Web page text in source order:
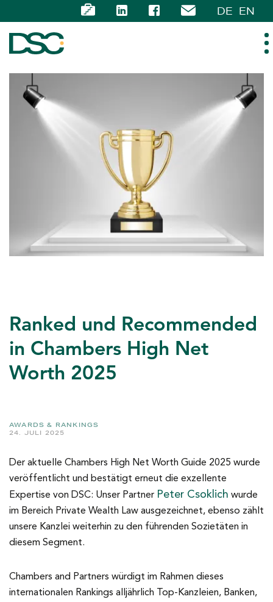
DE EN
ÜBER UNS
EXPERTISE
KARRIERE
Ranked und Recommended
in Chambers High Net
Worth 2025
AWARDS & RANKINGS
24. JULI 2025
Der aktuelle Chambers High Net Worth Guide 2025 wurde
veröffentlicht und bestätigt erneut die exzellente
Expertise von DSC: Unser Partner Peter Csoklich wurde
im Bereich Private Wealth Law ausgezeichnet, ebenso zählt
unsere Kanzlei weiterhin zu den führenden Sozietäten in
diesem Segment.
Chambers and Partners würdigt im Rahmen dieses
internationalen Rankings alljährlich Top-Kanzleien, Banken,